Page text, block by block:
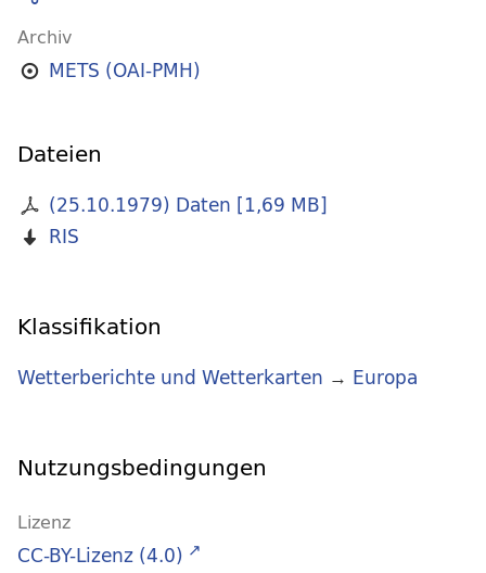
Archiv
METS (OAI-PMH)
Dateien
(25.10.1979) Daten [1,69 MB]
RIS
Klassifikation
Wetterberichte und Wetterkarten → Europa
Nutzungsbedingungen
Lizenz
CC-BY-Lizenz (4.0)